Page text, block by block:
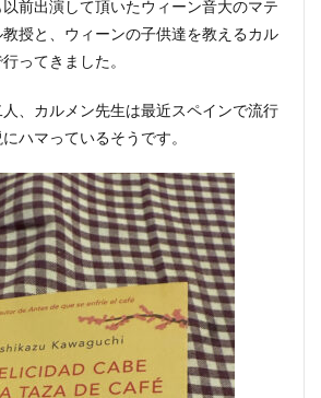
前出演して頂いたウィーン音大のマテ
授と、ウィーンの子供達を教えるカル
ってきました。
、カルメン先生は最近スペインで流行
ハマっているそうです。